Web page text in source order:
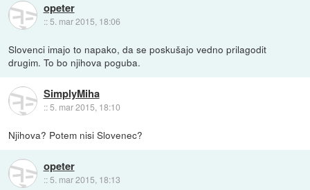
opeter
:: 5. mar 2015, 18:06
Slovenci imajo to napako, da se poskušajo vedno prilagodit
drugim. To bo njihova poguba.
SimplyMiha
::5. mar 2015, 18:10
Njihova? Potem nisi Slovenec?
opeter
:: 5. mar 2015, 18:13